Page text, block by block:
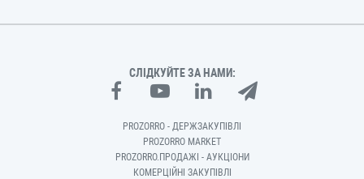
СЛІДКУЙТЕ ЗА НАМИ:
PROZORRO - ДЕРЖЗАКУПІВЛІ
PROZORRO MARKET
PROZORRO.ПРОДАЖІ - АУКЦІОНИ
КОМЕРЦІЙНІ ЗАКУПІВЛІ